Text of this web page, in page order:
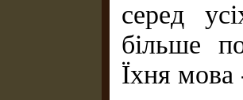
серед
більше
Їхня